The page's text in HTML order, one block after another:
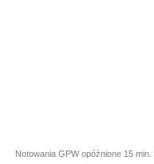
Notowania GPW opóźnione 15 min.